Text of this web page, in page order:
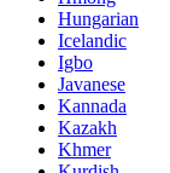
Hungarian
Icelandic
Igbo
Javanese
Kannada
Kazakh
Khmer